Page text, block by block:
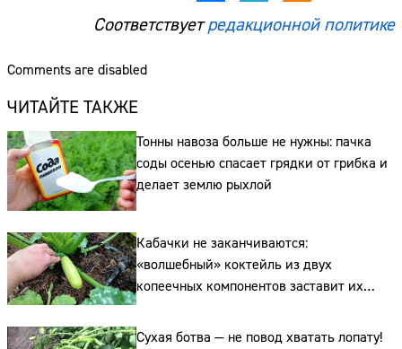
Соответствуетредакционной политике
Comments are disabled
ЧИТАЙТЕ ТАКЖЕ
Тонны навоза больше не нужны: пачка
соды осенью спасает грядки от грибка и
делает землю рыхлой
Кабачки не заканчиваются:
«волшебный» коктейль из двух
копеечных компонентов заставит их
плодоносить до самых заморозков
Сухая ботва — не повод хватать лопату!